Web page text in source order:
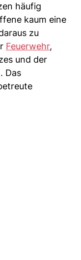
häufig
kaum eine
zu
Feuerwehr,
und der
Das